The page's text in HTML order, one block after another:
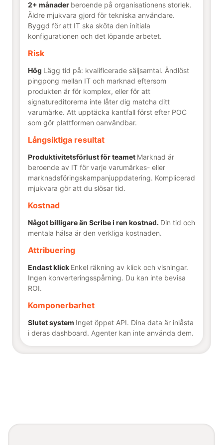
2+ månader beroende på organisationens storlek.
Äldre mjukvara gjord för tekniska användare.
Byggd för att IT ska sköta den initiala
konfigurationen och det löpande arbetet.
Risk
Hög Lägg tid på: kvalificerade säljsamtal. Ändlöst
pingpong mellan IT och marknad eftersom
produkten är för komplex, eller för att
signatureditorerna inte låter dig matcha ditt
varumärke. Att upptäcka kantfall först efter POC
som gör plattformen oanvändbar.
Långsiktiga resultat
Produktivitetsförlust för teamet Marknad är
beroende av IT för varje varumärkes- eller
marknadsföringskampanjuppdatering. Komplicerad
mjukvara gör att du slösar tid.
Kostnad
Något billigare än Scribe i ren kostnad. Din tid och
mentala hälsa är den verkliga kostnaden.
Attribuering
Endast klick Enkel räkning av klick och visningar.
Ingen konverteringsspårning. Du kan inte bevisa
ROI.
Komponerbarhet
Slutet system Inget öppet API. Dina data är inlåsta
i deras dashboard. Agenter kan inte använda dem.